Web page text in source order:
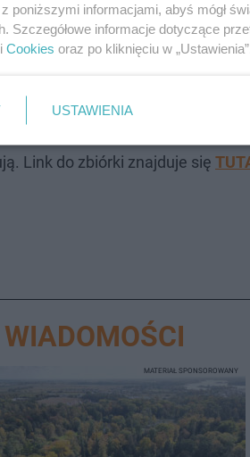
Wielkopolsce! Padłe krowy i
także zbiórkę pieniędzy
9 psów - w związku z tym
Link do zbiórki znajduje się
MATERIAŁ SPONSOROWANY
poniższymi informacjami, abyś mógł
Szczegółowe informacje dotyczące
i Cookies oraz po kliknięciu w
USTAWIENIA